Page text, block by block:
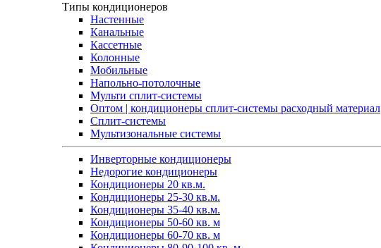
Типы кондиционеров
Настенные
Канальные
Кассетные
Колонные
Мобильные
Напольно-потолочные
Мульти сплит-системы
Оптом | кондиционеры сплит-системы расходный материал
Сплит-системы
Мультизональные системы
Инверторные кондиционеры
Недорогие кондиционеры
Кондиционеры 20 кв.м.
Кондиционеры 25-30 кв.м.
Кондиционеры 35-40 кв.м.
Кондиционеры 50-60 кв. м
Кондиционеры 60-70 кв. м